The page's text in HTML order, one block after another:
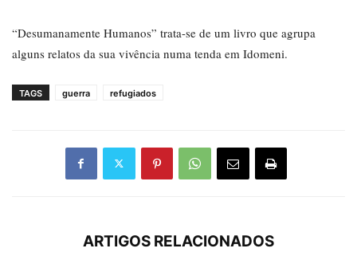
“Desumanamente Humanos” trata-se de um livro que agrupa
alguns relatos da sua vivência numa tenda em Idomeni.
TAGS guerra refugiados
ARTIGOS RELACIONADOS